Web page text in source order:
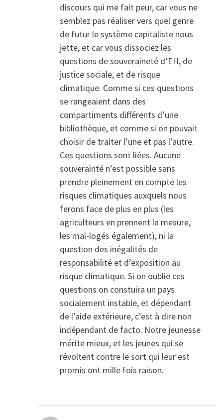
discours qui me fait peur, car vous ne
semblez pas réaliser vers quel genre
de futur le système capitaliste nous
jette, et car vous dissociez les
questions de souveraineté d’EH, de
justice sociale, et de risque
climatique. Comme si ces questions
se rangeaient dans des
compartiments différents d’une
bibliothèque, et comme si on pouvait
choisir de traiter l’une et pas l’autre.
Ces questions sont liées. Aucune
souverainté n’est possible sans
prendre pleinement en compte les
risques climatiques auxquels nous
ferons face de plus en plus (les
agriculteurs en prennent la mesure,
les mal-logés également), ni la
question des inégalités de
responsabilité et d’exposition au
risque climatique. Si on oublie ces
questions on constuira un pays
socialement instable, et dépendant
de l’aide extérieure, c’est à dire non
indépendant de facto. Notre jeunesse
mérite mieux, et les jeunes qui se
révoltent contre le sort qui leur est
promis ont mille fois raison.